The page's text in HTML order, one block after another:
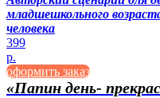
младшешкольного
человека
399
р.
оформить заказ
«Папин день-